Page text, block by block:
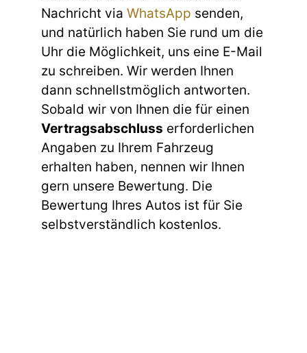
Nachricht via WhatsApp senden,
und natürlich haben Sie rund um die
Uhr die Möglichkeit, uns eine E-Mail
zu schreiben. Wir werden Ihnen
dann schnellstmöglich antworten.
Sobald wir von Ihnen die für einen
Vertragsabschluss erforderlichen
Angaben zu Ihrem Fahrzeug
erhalten haben, nennen wir Ihnen
gern unsere Bewertung. Die
Bewertung Ihres Autos ist für Sie
selbstverständlich kostenlos.